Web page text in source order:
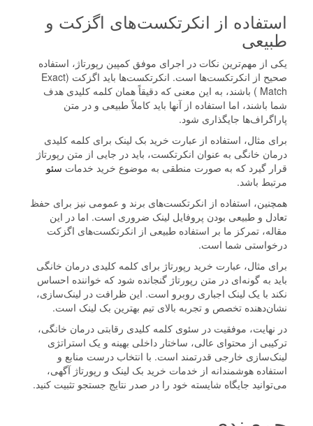
استفاده از انکرتکست‌های اگزکت و
طبیعی
یکی از مهم‌ترین نکات در اجرای موفق کمپین رپورتاژ، استفاده
صحیح از انکرتکست‌ها است. انکرتکست‌ها باید اگزکت (Exact
Match ) باشند، به این معنی که دقیقاً همان کلمه کلیدی هدف
شما باشند، اما استفاده از آنها باید کاملاً طبیعی و در متن
پاراگراف‌ها جایگذاری شود.
برای مثال، استفاده از عبارت خرید بک لینک برای کلمه کلیدی
درمان خانگی به عنوان انکرتکست، باید در جایی از متن رپورتاژ
قرار گیرد که به صورت منطقی به موضوع خرید خدمات سئو
مرتبط باشد.
همچنین، استفاده از انکرتکست‌های برند و عمومی نیز برای حفظ
تعادل و طبیعی بودن پروفایل لینک ضروری است. اما در این
مقاله، تمرکز ما بر استفاده طبیعی از انکرتکست‌های اگزکت
درخواستی شما است.
برای مثال، عبارت خرید رپورتاژ برای کلمه کلیدی درمان خانگی
باید به گونه‌ای در متن رپورتاژ گنجانده شود که خواننده احساس
نکند با یک لینک اجباری روبرو است. این ظرافت در لینک‌سازی،
نشان‌دهنده تخصص و تجربه بالای تیم بهترین بک لینک است.
در نهایت، موفقیت در سئوی کلمه کلیدی رقابتی درمان خانگی،
ترکیبی از محتوای عالی، ساختار داخلی بهینه و یک استراتژی
لینک‌سازی خارجی قدرتمند است. با انتخاب درست منابع و
استفاده هوشمندانه از خدمات خرید بک لینک و رپورتاژ آگهی،
می‌توانید جایگاه شایسته خود را در صدر نتایج جستجو تثبیت کنید.